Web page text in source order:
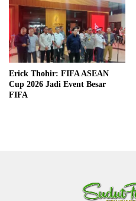
Erick Thohir: FIFA ASEAN
Cup 2026 Jadi Event Besar
FIFA